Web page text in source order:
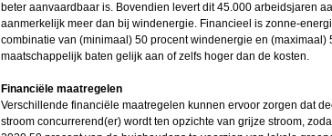
beter aanvaardbaar is. Bovendien levert dit 45.000 arbeidsjaren
aanmerkelijk meer dan bij windenergie. Financieel is zonne-
combinatie van (minimaal) 50 procent windenergie en (maximaal)
maatschappelijk baten gelijk aan of zelfs hoger dan de kosten.
Financiële maatregelen
Verschillende financiële maatregelen kunnen ervoor zorgen dat
stroom concurrerend(er) wordt ten opzichte van grijze stroom,